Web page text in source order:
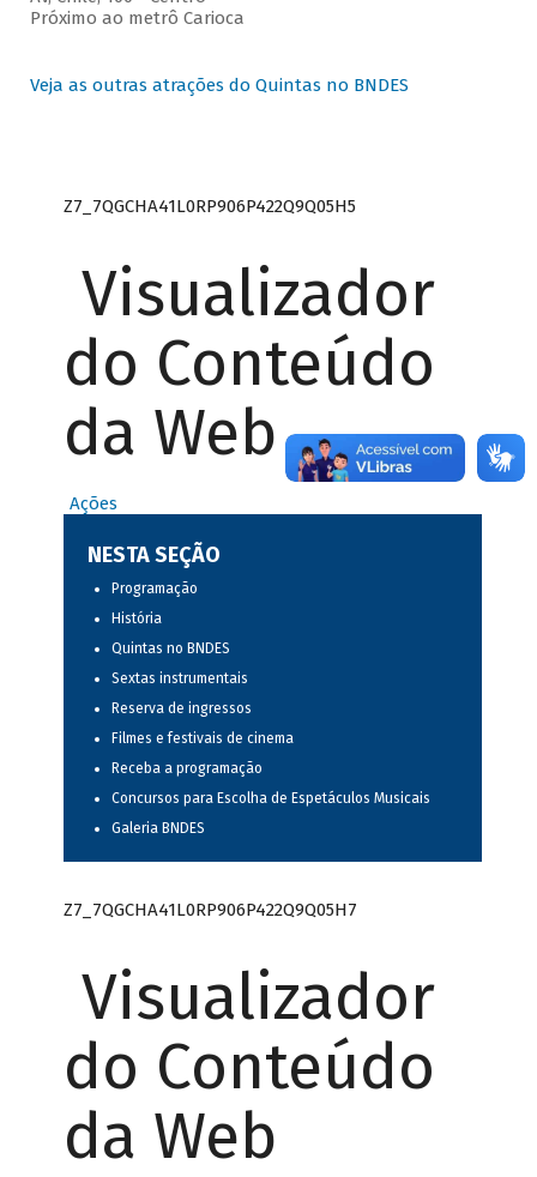
Próximo ao metrô Carioca
Veja as outras atrações do Quintas no BNDES
Z7_7QGCHA41L0RP906P422Q9Q05H5
Visualizador
do Conteúdo
da Web
Ações
NESTA SEÇÃO
Programação
História
Quintas no BNDES
Sextas instrumentais
Reserva de ingressos
Filmes e festivais de cinema
Receba a programação
Concursos para Escolha de Espetáculos Musicais
Galeria BNDES
Z7_7QGCHA41L0RP906P422Q9Q05H7
Visualizador
do Conteúdo
da Web